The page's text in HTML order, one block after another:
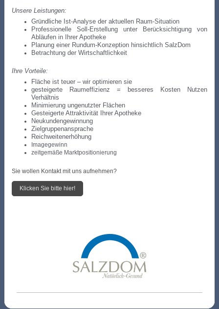
Unsere Leistungen:
Gründliche Ist-Analyse der aktuellen Raum-Situation
Professionelle Soll-Erstellung unter Berücksichtigung von
Abläufen in Ihrer Apotheke
Planung einer Rundum-Konzeption hinsichtlich SalzDom
Betrachtung der Wirtschaftlichkeit
Ihre Vorteile:
Fläche ist teuer – wir optimieren sie
gesteigerte Raumeffizienz = besseres Kosten Nutzen
Verhältnis
Minimierung ungenutzter Flächen
Gesteigerte Attraktivität Ihrer Apotheke
Neukundengewinnung
Zielgruppenansprache
Reichweitenerhöhung
Imagegewinn
zeitgemäße Marktpositionierung
Sie wollen Kontakt mit uns aufnehmen?
Klicken Sie bitte hier!